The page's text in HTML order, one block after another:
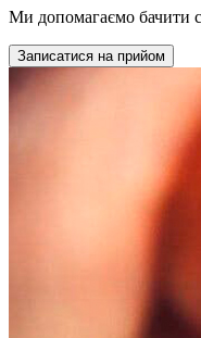
Ми допомагаємо бачити
Записатися на прийом